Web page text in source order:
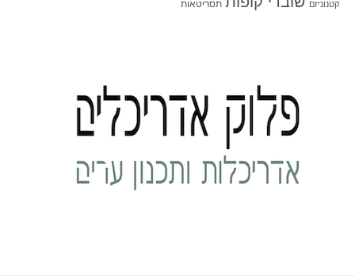
קטנוניזם תסריטאות